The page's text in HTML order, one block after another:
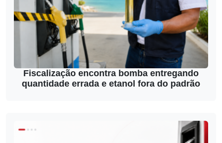
Fiscalização encontra bomba entregando
quantidade errada e etanol fora do padrão